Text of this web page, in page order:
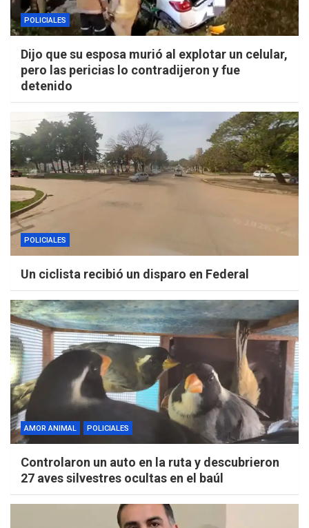
POLICIALES
Dijo que su esposa murió al explotar un celular,
pero las pericias lo contradijeron y fue
detenido
POLICIALES
Un ciclista recibió un disparo en Federal
AMOR ANIMAL POLICIALES
Controlaron un auto en la ruta y descubrieron
27 aves silvestres ocultas en el baúl